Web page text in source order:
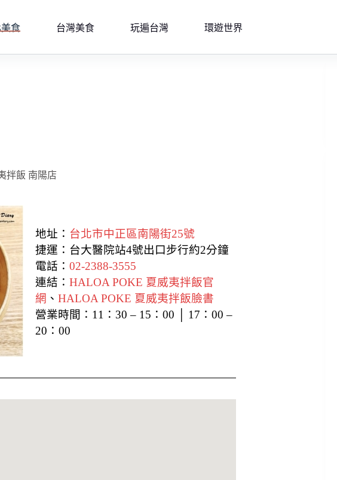
食 台灣美食 玩遍台灣 環遊世界
拌飯 南陽店
地址： 台北市中正區南陽街25號
捷運：台大醫院站4號出口步行約2分鐘
電話： 02-2388-3555
連結： HALOA POKE 夏威夷拌飯官
網 、 HALOA POKE 夏威夷拌飯臉書
營業時間： 11：30 – 15：00 │ 17：00 –
20：00